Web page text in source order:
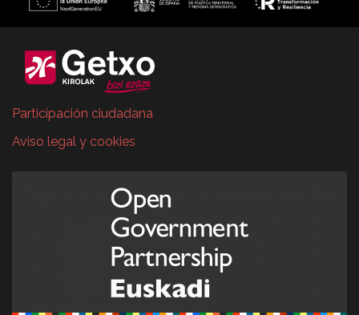
Participación ciudadana
Aviso legal y cookies